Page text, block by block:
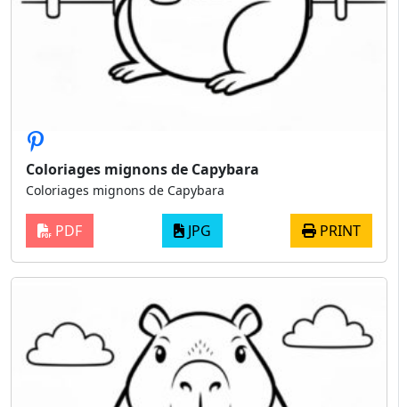
Coloriages mignons de Capybara
Coloriages mignons de Capybara
PDF JPG PRINT